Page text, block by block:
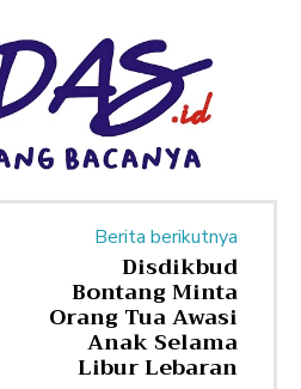
Berita berikutnya
Disdikbud
Bontang Minta
Orang Tua Awasi
Anak Selama
Libur Lebaran